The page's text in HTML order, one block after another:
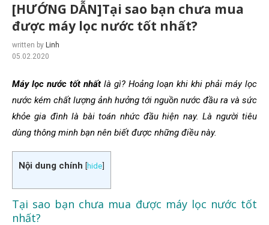
[HƯỚNG DẪN]Tại sao bạn chưa mua
được máy lọc nước tốt nhất?
written by Linh
05.02.2020
Máy lọc nước tốt nhấtlà gì? Hoảng loạn khi khi phải máy lọc
nước kém chất lượng ảnh hưởng tới nguồn nước đầu ra và sức
khỏe gia đình là bài toán nhức đầu hiện nay. Là người tiêu
dùng thông minh bạn nên biết được những điều này.
Nội dung chính [hide]
Tại sao bạn chưa mua được máy lọc nước tốt
nhất?